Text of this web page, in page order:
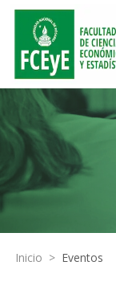
Inicio > Eventos